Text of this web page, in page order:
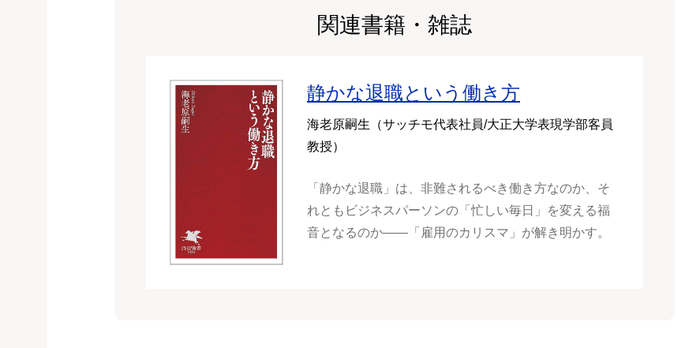
関連書籍・雑誌
静かな退職という働き方
海老原嗣生（サッチモ代表社員/大正大学表現学部客員
教授）
「静かな退職」は、非難されるべき働き方なのか、そ
れともビジネスパーソンの「忙しい毎日」を変える福
音となるのか――「雇用のカリスマ」が解き明かす。